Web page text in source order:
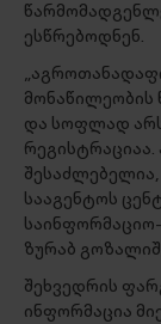
ესწრებოდნენ.
მონაწილეობის
და სოფლად
სააგენტოს
ზურაბ
შეხვედრის
ინფორმაცია